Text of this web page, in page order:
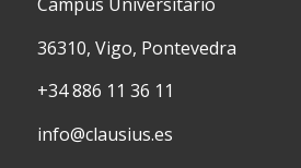
36310, Vigo, Pontevedra
+34 886 11 36 11
info@clausius.es